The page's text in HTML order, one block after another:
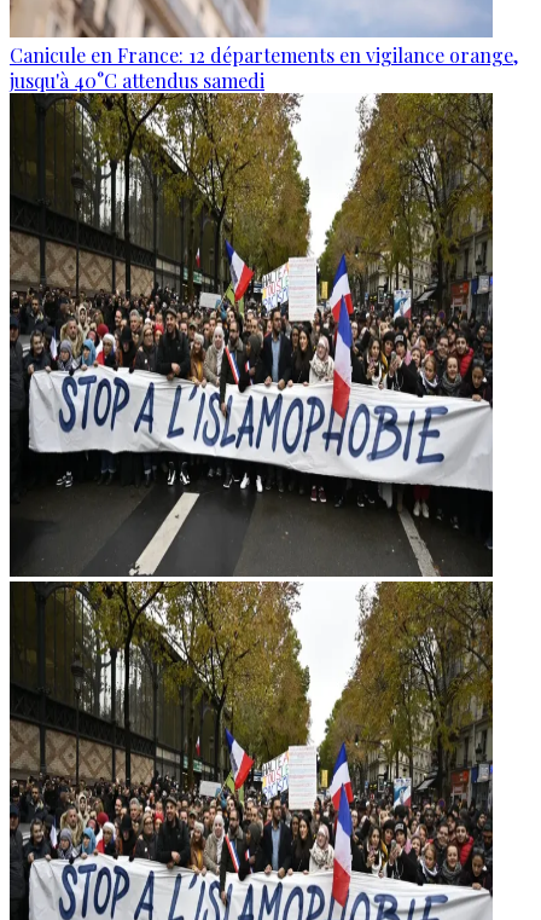
Canicule en France: 12 départements en vigilance orange,
jusqu'à 40°C attendus samedi